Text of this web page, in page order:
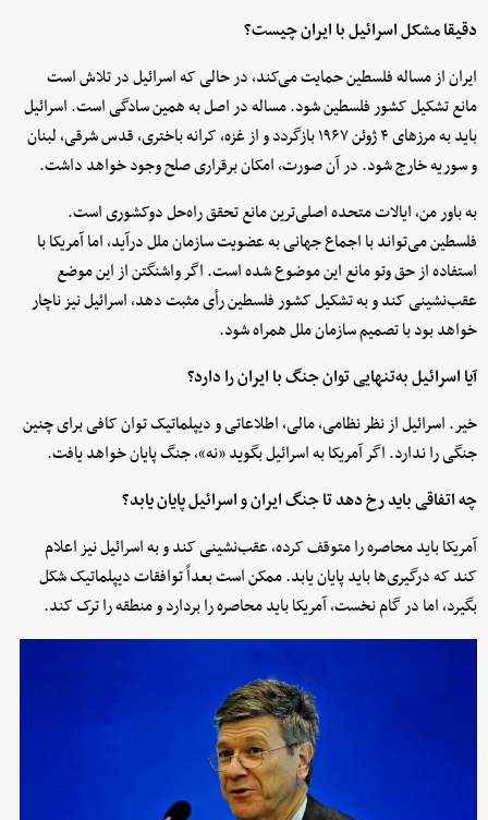
دقیقا مشکل اسرائیل با ایران چیست؟
ایران از مساله فلسطین حمایت می‌کند، در حالی که اسرائیل در تلاش است
مانع تشکیل کشور فلسطین شود. مساله در اصل به همین سادگی است. اسرائیل
باید به مرزهای ۴ ژوئن ۱۹۶۷ بازگردد و از غزه، کرانه باختری، قدس شرقی، لبنان
و سوریه خارج شود. در آن صورت، امکان برقراری صلح وجود خواهد داشت.
به باور من، ایالات متحده اصلی‌ترین مانع تحقق راه‌حل دوکشوری است.
فلسطین می‌تواند با اجماع جهانی به عضویت سازمان ملل درآید، اما آمریکا با
استفاده از حق وتو مانع این موضوع شده است. اگر واشنگتن از این موضع
عقب‌نشینی کند و به تشکیل کشور فلسطین رأی مثبت دهد، اسرائیل نیز ناچار
خواهد بود با تصمیم سازمان ملل همراه شود.
آیا اسرائیل به‌تنهایی توان جنگ با ایران را دارد؟
خیر. اسرائیل از نظر نظامی، مالی، اطلاعاتی و دیپلماتیک توان کافی برای چنین
جنگی را ندارد. اگر آمریکا به اسرائیل بگوید «نه»، جنگ پایان خواهد یافت.
چه اتفاقی باید رخ دهد تا جنگ ایران و اسرائیل پایان یابد؟
آمریکا باید محاصره را متوقف کرده، عقب‌نشینی کند و به اسرائیل نیز اعلام
کند که درگیری‌ها باید پایان یابد. ممکن است بعداً توافقات دیپلماتیک شکل
بگیرد، اما در گام نخست، آمریکا باید محاصره را بردارد و منطقه را ترک کند.